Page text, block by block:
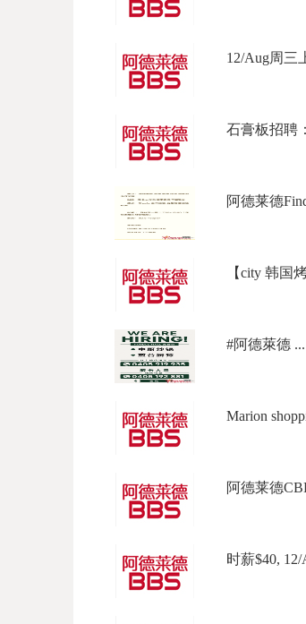
12/Aug周三
石膏板招聘
阿德莱德
【city 韩国
#阿德萊德 ...
Marion
阿德莱德
时薪$40,